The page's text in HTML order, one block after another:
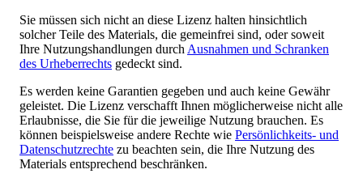
Sie müssen sich nicht an diese Lizenz halten hinsichtlich
solcher Teile des Materials, die gemeinfrei sind, oder soweit
Ihre Nutzungshandlungen durch Ausnahmen und Schranken
des Urheberrechts gedeckt sind.
Es werden keine Garantien gegeben und auch keine Gewähr
geleistet. Die Lizenz verschafft Ihnen möglicherweise nicht alle
Erlaubnisse, die Sie für die jeweilige Nutzung brauchen. Es
können beispielsweise andere Rechte wie Persönlichkeits- und
Datenschutzrechte zu beachten sein, die Ihre Nutzung des
Materials entsprechend beschränken.